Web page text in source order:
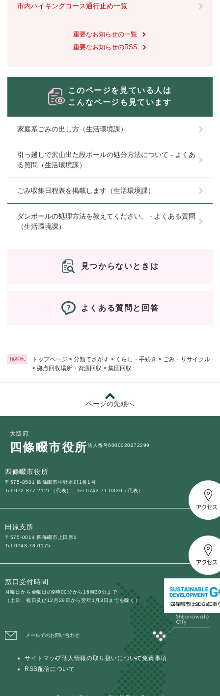
現在地 トップページ > 分類でさがす > くらし・手続き > ごみ・リサイクル
> 拠点回収場所・資源回収 > 集団回収
市内ハイキングコース通行止め一覧
重要なお知らせの一覧
重要なお知らせのRSS
このページを見ている人は
こんなページも見ています
家庭系ごみの出し方（生活環境課）
引っ越しで沢山出た段ボールの処分方法について - よくあ
る質問（生活環境課）
ごみ収集日程表を掲載します（生活環境課）
ダンボールの処理方法を教えてください。 - よくある質問
（生活環境課）
見つからないときは
よくある質問と回答
ページの先頭へ
大阪府
四條畷市役所法人番号6000020272299
四條畷市役所
〒575-8501 四條畷市中野本町1番1号
Tel:072-877-2121（代表）
Tel:0743-71-0330（代表）
田原支所
〒575-0014 四條畷市上田原1
Tel:0743-78-0175
窓口受付時間
月曜日から金曜日の9時00分から16時30分まで
（土日、祝日及び12月29日から翌年1月3日までを除く）
メールでのお問い合わせ
サイトマップ個人情報の取り扱いについて免責事項
RSS配信について